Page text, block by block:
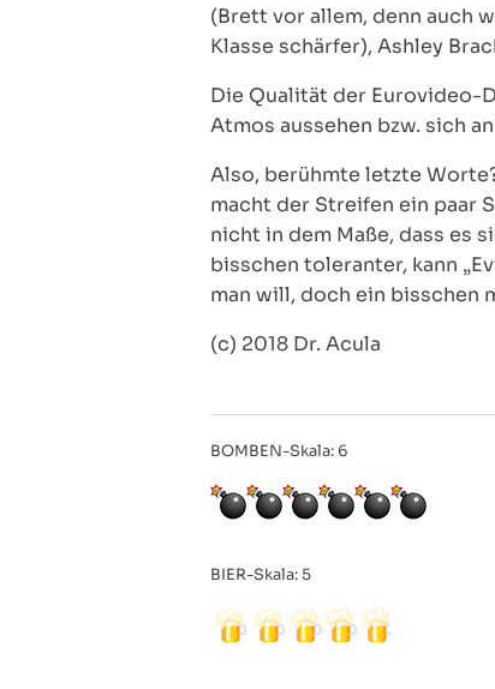
(Brett vor allem, denn auch
Klasse schärfer), Ashley
Die Qualität der Eurovideo-
Atmos aussehen bzw. sich
Also, berühmte letzte
macht der Streifen ein paar
nicht in dem Maße, dass es
bisschen toleranter, kann
man will, doch ein bisschen
(c) 2018 Dr. Acula
BOMBEN-Skala: 6
BIER-Skala: 5